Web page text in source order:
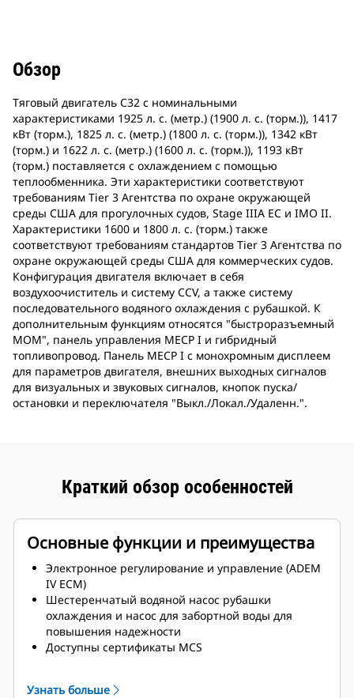
Обзор
Тяговый двигатель C32 с номинальными
характеристиками 1925 л. с. (метр.) (1900 л. с. (торм.)), 1417
кВт (торм.), 1825 л. с. (метр.) (1800 л. с. (торм.)), 1342 кВт
(торм.) и 1622 л. с. (метр.) (1600 л. с. (торм.)), 1193 кВт
(торм.) поставляется с охлаждением с помощью
теплообменника. Эти характеристики соответствуют
требованиям Tier 3 Агентства по охране окружающей
среды США для прогулочных судов, Stage IIIA ЕС и IMO II.
Характеристики 1600 и 1800 л. с. (торм.) также
соответствуют требованиям стандартов Tier 3 Агентства по
охране окружающей среды США для коммерческих судов.
Конфигурация двигателя включает в себя
воздухоочиститель и систему CCV, а также систему
последовательного водяного охлаждения с рубашкой. К
дополнительным функциям относятся "быстроразъемный
МОМ", панель управления MECP I и гибридный
топливопровод. Панель MECP I с монохромным дисплеем
для параметров двигателя, внешних выходных сигналов
для визуальных и звуковых сигналов, кнопок пуска/
остановки и переключателя "Выкл./Локал./Удаленн.".
Краткий обзор особенностей
Основные функции и преимущества
Электронное регулирование и управление (ADEM
IV ECM)
Шестеренчатый водяной насос рубашки
охлаждения и насос для забортной воды для
повышения надежности
Доступны сертификаты MCS
левой и правой стороны
Узнать больше